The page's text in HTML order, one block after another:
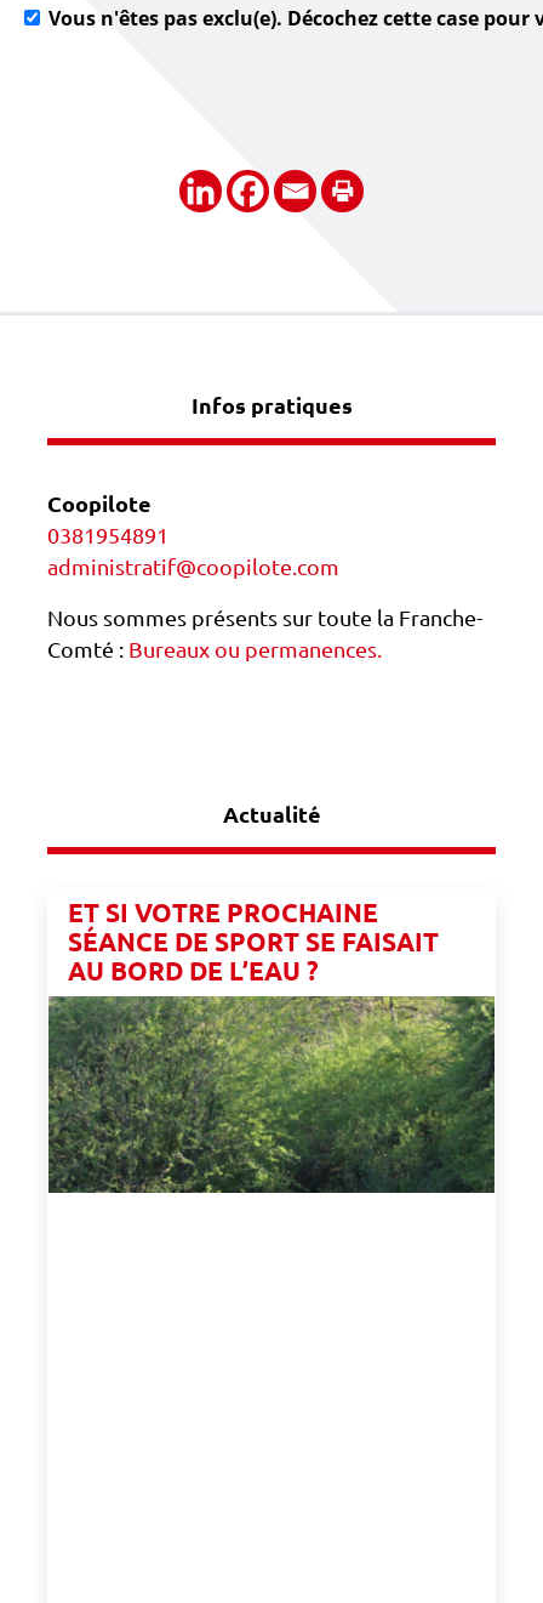
Infos pratiques
Coopilote
0381954891
administratif@coopilote.com
Nous sommes présents sur toute la Franche-
Comté : Bureaux ou permanences.
Actualité
ET SI VOTRE PROCHAINE
SÉANCE DE SPORT SE FAISAIT
AU BORD DE L’EAU ?